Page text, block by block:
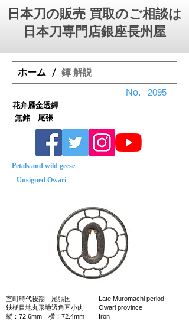
日本刀の販売 買取のご相談は
日本刀専門店銀座⻑州屋
ホーム / 鐔 解説
No.
無銘 尾張
Petals and wild geese
Unsigned Owari
室町時代後期 尾張国
鉄槌目地丸形地透角耳小肉
縦：72.6mm 横：72.4mm
Late Muromachi period
Owari province
Iron
花弁雁金透鐔
2095